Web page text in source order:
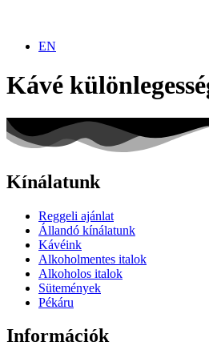
EN
Kávé
Kínálatunk
Reggeli ajánlat
Állandó kínálatunk
Kávéink
Alkoholmentes italok
Alkoholos italok
Sütemények
Pékáru
Információk